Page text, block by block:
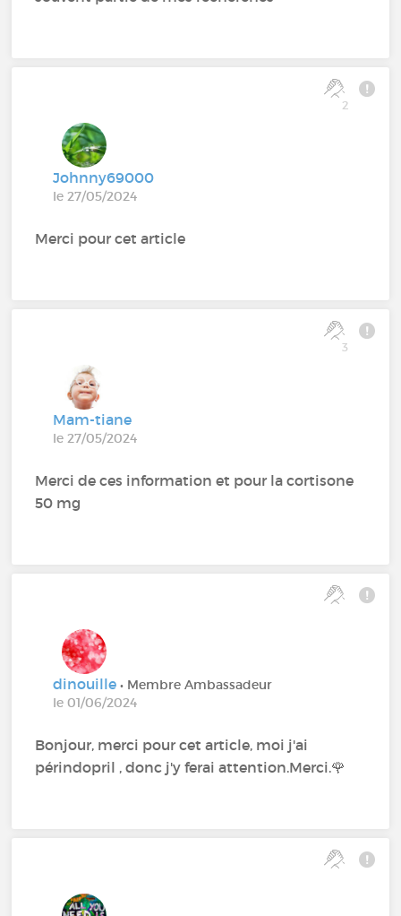
2
Johnny69000
le 27/05/2024
Merci pour cet article
3
Mam-tiane
le 27/05/2024
Merci de ces information et pour la cortisone
50 mg
dinouille• Membre Ambassadeur
le 01/06/2024
Bonjour, merci pour cet article, moi j'ai
périndopril , donc j'y ferai attention.Merci. 🌹